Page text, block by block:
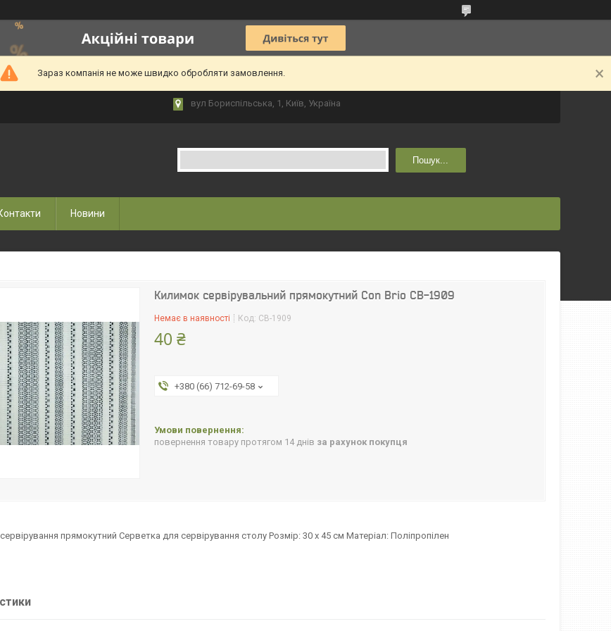
Зараз компанія не може швидко обробляти замовлення.
вул Бориспільська, 1, Київ, Україна
Пошук...
Новини
Килимок сервірувальний прямокутний Con Brio CB-1909
Немає в наявності Код: CB-1909
40 ₴
+380 (66) 712-69-58
повернення товару протягом 14 днів за рахунок покупця
прямокутний Серветка для сервірування столу Розмір: 30 х 45 см Матеріал: Поліпропілен